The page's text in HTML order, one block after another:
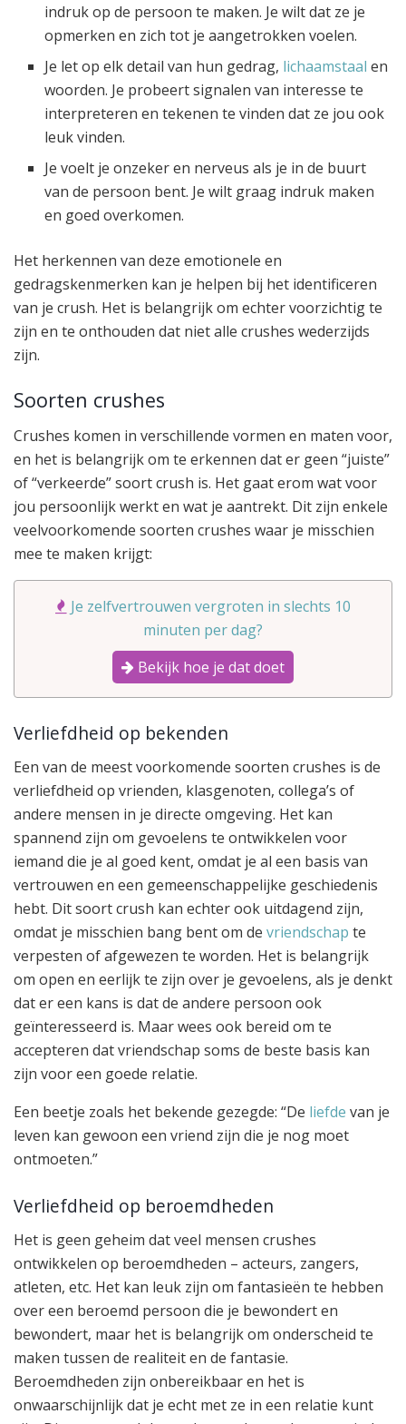
indruk op de persoon te maken. Je wilt dat ze je
opmerken en zich tot je aangetrokken voelen.
Je let op elk detail van hun gedrag, lichaamstaal en
woorden. Je probeert signalen van interesse te
interpreteren en tekenen te vinden dat ze jou ook
leuk vinden.
Je voelt je onzeker en nerveus als je in de buurt
van de persoon bent. Je wilt graag indruk maken
en goed overkomen.
Het herkennen van deze emotionele en
gedragskenmerken kan je helpen bij het identificeren
van je crush. Het is belangrijk om echter voorzichtig te
zijn en te onthouden dat niet alle crushes wederzijds
zijn.
Soorten crushes
Crushes komen in verschillende vormen en maten voor,
en het is belangrijk om te erkennen dat er geen “juiste”
of “verkeerde” soort crush is. Het gaat erom wat voor
jou persoonlijk werkt en wat je aantrekt. Dit zijn enkele
veelvoorkomende soorten crushes waar je misschien
mee te maken krijgt:
Je zelfvertrouwen vergroten in slechts 10
minuten per dag?
Bekijk hoe je dat doet
Verliefdheid op bekenden
Een van de meest voorkomende soorten crushes is de
verliefdheid op vrienden, klasgenoten, collega’s of
andere mensen in je directe omgeving. Het kan
spannend zijn om gevoelens te ontwikkelen voor
iemand die je al goed kent, omdat je al een basis van
vertrouwen en een gemeenschappelijke geschiedenis
hebt. Dit soort crush kan echter ook uitdagend zijn,
omdat je misschien bang bent om de vriendschap te
verpesten of afgewezen te worden. Het is belangrijk
om open en eerlijk te zijn over je gevoelens, als je denkt
dat er een kans is dat de andere persoon ook
geïnteresseerd is. Maar wees ook bereid om te
accepteren dat vriendschap soms de beste basis kan
zijn voor een goede relatie.
Een beetje zoals het bekende gezegde: “De liefde van je
leven kan gewoon een vriend zijn die je nog moet
ontmoeten.”
Verliefdheid op beroemdheden
Het is geen geheim dat veel mensen crushes
ontwikkelen op beroemdheden – acteurs, zangers,
atleten, etc. Het kan leuk zijn om fantasieën te hebben
over een beroemd persoon die je bewondert en
bewondert, maar het is belangrijk om onderscheid te
maken tussen de realiteit en de fantasie.
Beroemdheden zijn onbereikbaar en het is
onwaarschijnlijk dat je echt met ze in een relatie kunt